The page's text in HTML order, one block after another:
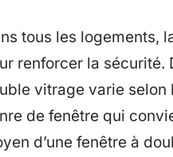
tous les logements,
renforcer la sécurité.
vitrage varie selon
de fenêtre qui
d’une fenêtre à